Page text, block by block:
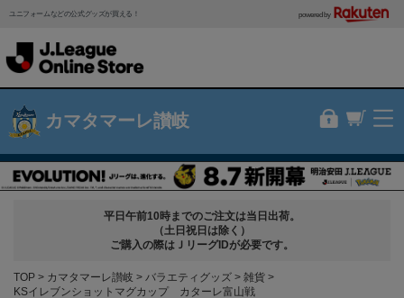
ユニフォームなどの公式グッズが買える！ powered by
カマタマーレ讃岐
平日午前10時までのご注文は当日出荷。
（土日祝日は除く）
ご購入の際はＪリーグIDが必要です。
TOP カマタマーレ讃岐 バラエティグッズ
雑貨
KSイレブンショットマグカップ カターレ富山戦